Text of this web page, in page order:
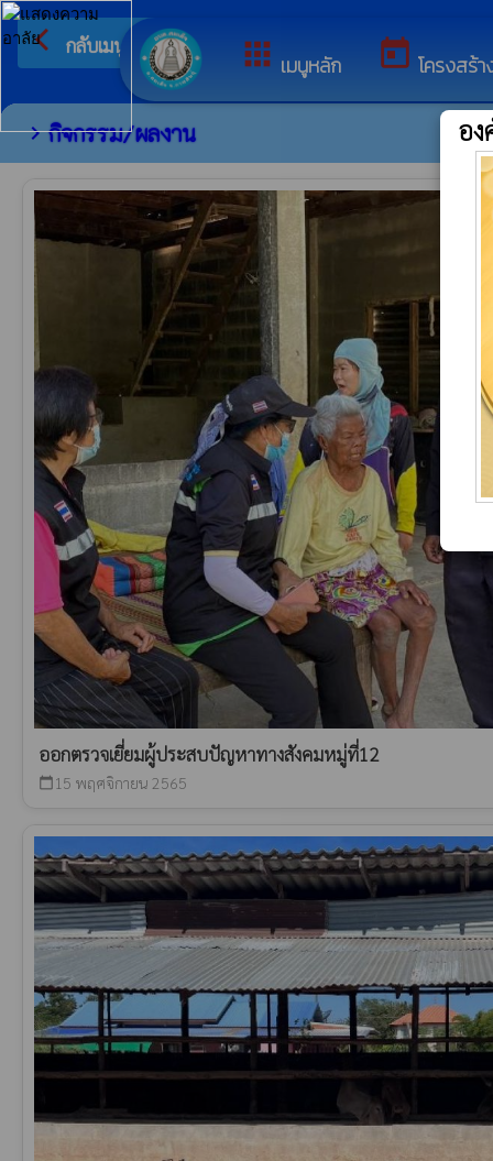
apps เมนูหลัก today โครงสร้
arrow_back_ios กลับเมนูหลัก ยินดีต้อนรับสู่เว็บไซต์ข
chevron_rightกิจกรรม/ผลงาน
​ออก​ตรวจ​เยี่ยม​ผู้ประสบปัญหา​ทางสังคม​หมู่​ที่​12​
calendar_today 15 พฤศจิกายน 2565
อ